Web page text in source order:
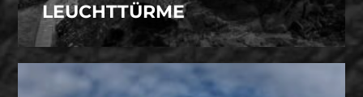
LEUCHTTÜRME